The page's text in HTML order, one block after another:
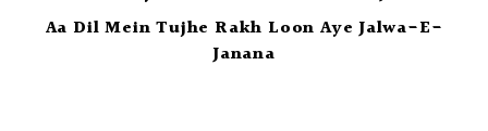
Aa Dil Mein Tujhe Rakh Loon Aye Jalwa-E-
Janana